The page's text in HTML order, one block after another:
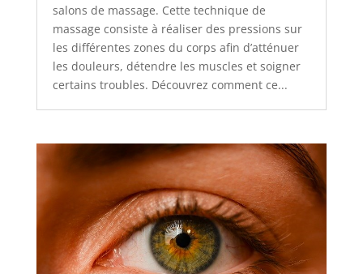
salons de massage. Cette technique de
massage consiste à réaliser des pressions sur
les différentes zones du corps afin d’atténuer
les douleurs, détendre les muscles et soigner
certains troubles. Découvrez comment ce...